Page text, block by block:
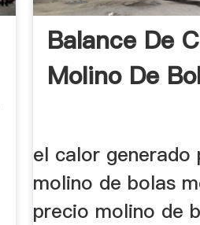
Balance De
Molino De
el calor generado
molino de bolas
precio molino de